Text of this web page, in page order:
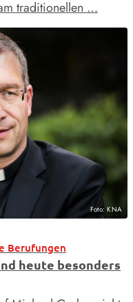
traditionellen …
Foto: KNA
Berufungen
heute besonders